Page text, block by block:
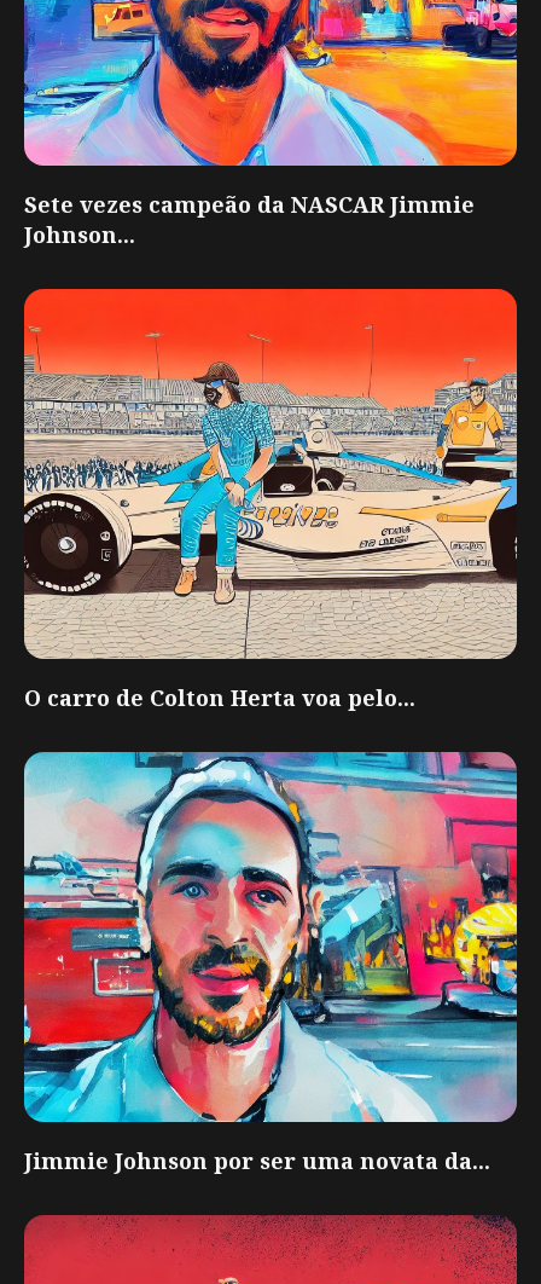
Sete vezes campeão da NASCAR Jimmie
Johnson...
O carro de Colton Herta voa pelo...
Jimmie Johnson por ser uma novata da...